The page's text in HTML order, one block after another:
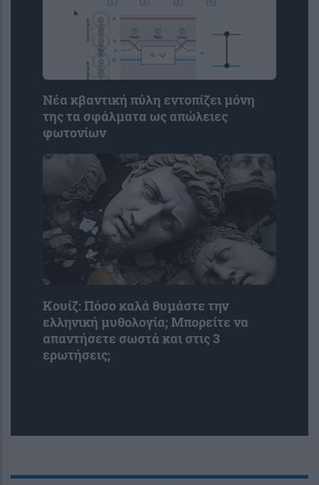
Νέα κβαντική πύλη εντοπίζει μόνη
της τα σφάλματα ως απώλειες
φωτονίων
Κουίζ: Πόσο καλά θυμάστε την
ελληνική μυθολογία; Μπορείτε να
απαντήσετε σωστά και στις 3
ερωτήσεις;